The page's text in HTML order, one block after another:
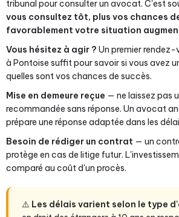
tribunal pour consulter un avocat. C'est
vous consultez tôt, plus vos chances
favorablement votre situation
Vous hésitez à agir ? Un premier
à Pontoise suffit pour savoir si vous avez
quelles sont vos chances de succès.
Mise en demeure reçue — ne laissez pas
recommandée sans réponse. Un avocat
prépare une réponse adaptée dans les
Besoin de rédiger un contrat — un
protège en cas de litige futur.
comparé au coût d'un procès.
⚠️ Les délais varient selon le type